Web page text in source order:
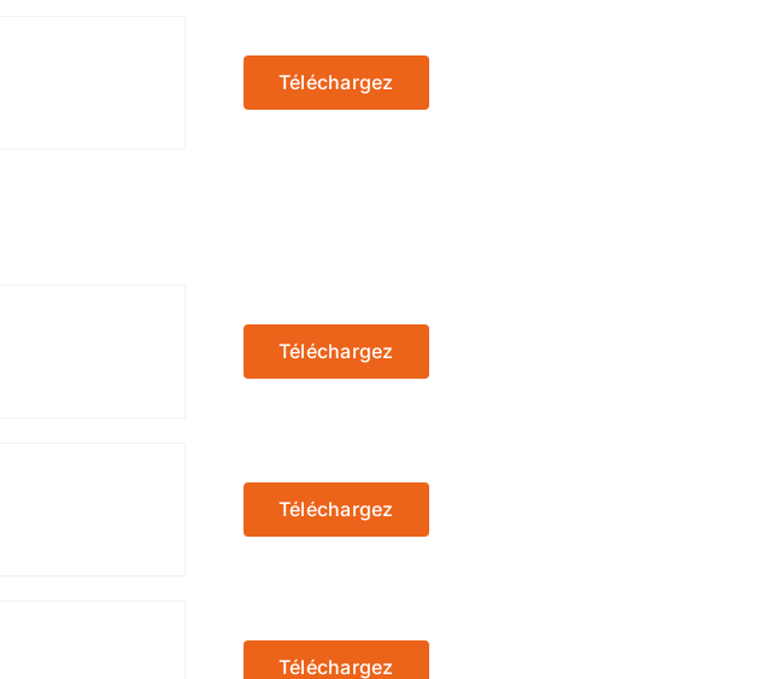
Téléchargez
Téléchargez
Téléchargez
Téléchargez